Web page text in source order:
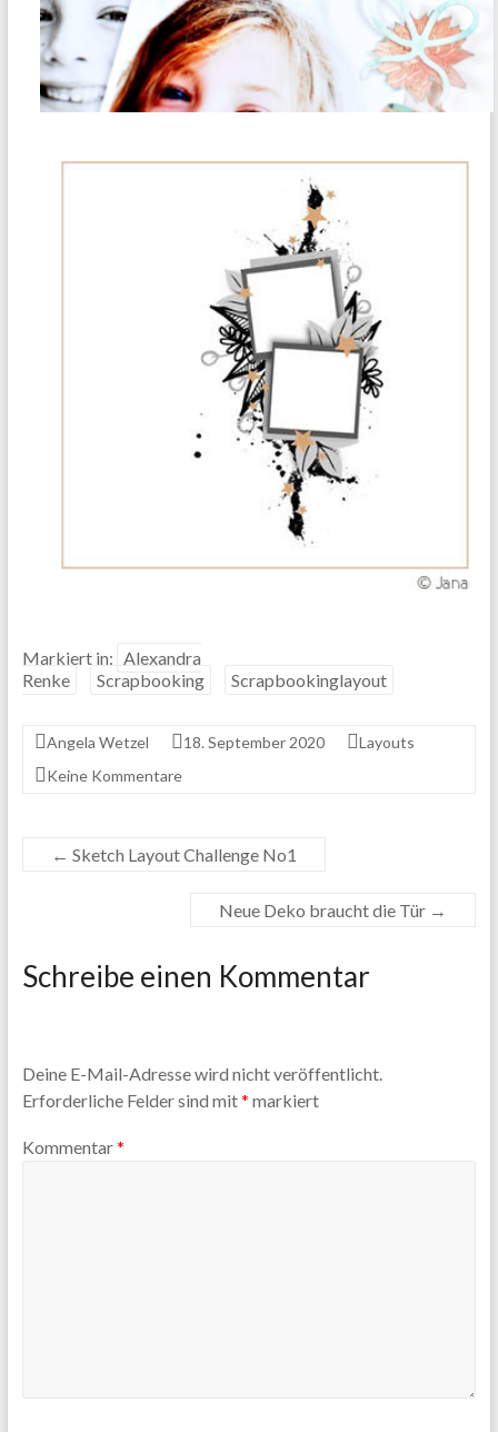
Markiert in: Alexandra
Renke
Scrapbooking Scrapbookinglayout
Angela Wetzel 18. September 2020
Layouts
Keine Kommentare
← Sketch Layout Challenge No1
Neue Deko braucht die Tür →
Schreibe einen Kommentar
Deine E-Mail-Adresse wird nicht veröffentlicht.
Erforderliche Felder sind mit* markiert
Kommentar*